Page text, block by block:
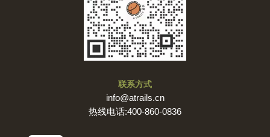
联系方式
info@atrails.cn
热线电话:400-860-0836